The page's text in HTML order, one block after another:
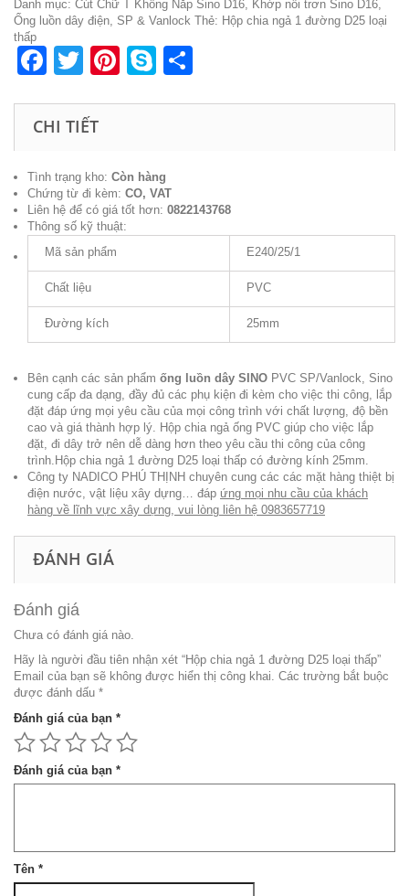
1
đường
D25
loại
thấp
lượng
Danh mục: Cút Chữ T Không Nắp Sino D16 Khớp nối trơn Sino D16
Ống luồn dây điện SP & Vanlock Thẻ: Hộp chia ngả 1 đường D25 loại
thấp
Facebook
Twitter
Pinterest
Skype
CHI TIẾT
Tình trạng kho: Còn hàng
Chứng từ đi kèm: CO, VAT
Liên hệ để có giá tốt hơn: 0822143768
Thông số kỹ thuật:
Mã sản phẩm
E240/25/1
Chất liệu PVC
Đường kích 25mm
Bên cạnh các sản phẩm ống luồn dây SINO PVC SP/Vanlock, Sino
cung cấp đa dạng, đầy đủ các phụ kiện đi kèm cho việc thi công, lắp
đặt đáp ứng mọi yêu cầu của mọi công trình với chất lượng, độ bền
cao và giá thành hợp lý. Hộp chia ngả ống PVC giúp cho việc lắp
đặt, đi dây trở nên dễ dàng hơn theo yêu cầu thi công của công
trình.Hộp chia ngả 1 đường D25 loại thấp có đường kính 25mm.
Công ty NADICO PHÚ THỊNH chuyên cung các các mặt hàng thiệt bị
điện nước, vật liệu xây dựng… đáp ứng mọi nhu cầu của khách
hàng về lĩnh vực xây dựng, vui lòng liên hệ 0983657719
ĐÁNH GIÁ
Đánh giá
Chưa có đánh giá nào.
Hãy là người đầu tiên nhận xét “Hộp chia ngả 1 đường D25 loại thấp”
Email của bạn sẽ không được hiển thị công khai. Các trường bắt buộc
được đánh dấu *
Đánh giá của bạn *
Đánh giá của bạn *
Tên *